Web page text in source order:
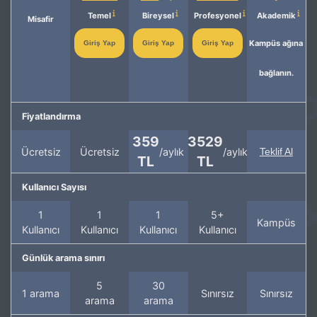
Misafir Temel
Giriş Yap
Bireysel
Giriş Yap
Profesyonel
Giriş Yap
Akademik
Kampüs ağına
bağlanın.
Fiyatlandırma
Ücretsiz Ücretsiz
359
TL
/aylık
3529
TL
/aylık Teklif Al
Kullanıcı Sayısı
1
Kullanıcı
1
Kullanıcı
1
Kullanıcı
5+
Kullanıcı
Kampüs
Günlük arama sınırı
1 arama
5
arama
30
arama
Sınırsız Sınırsız